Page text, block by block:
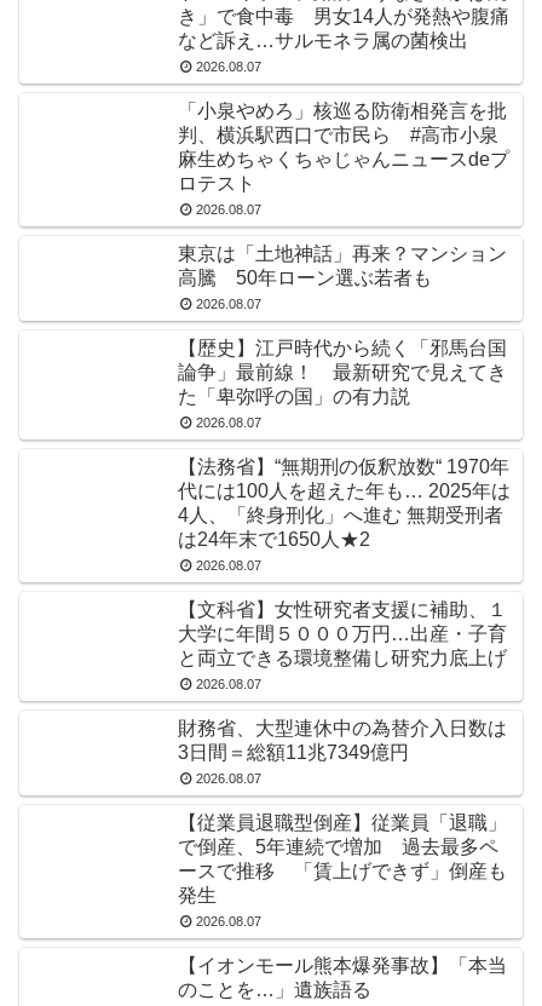
き」で食中毒 男女14人が発熱や腹痛
など訴え…サルモネラ属の菌検出
2026.08.07
「小泉やめろ」核巡る防衛相発言を批
判、横浜駅西口で市民ら #高市小泉
麻生めちゃくちゃじゃんニュースdeプ
ロテスト
2026.08.07
東京は「土地神話」再来？マンション
高騰 50年ローン選ぶ若者も
2026.08.07
【歴史】江戸時代から続く「邪馬台国
論争」最前線！ 最新研究で見えてき
た「卑弥呼の国」の有力説
2026.08.07
【法務省】“無期刑の仮釈放数“ 1970年
代には100人を超えた年も… 2025年は
4人、「終身刑化」へ進む 無期受刑者
は24年末で1650人★2
2026.08.07
【文科省】女性研究者支援に補助、１
大学に年間５０００万円…出産・子育
と両立できる環境整備し研究力底上げ
2026.08.07
財務省、大型連休中の為替介入日数は
3日間＝総額11兆7349億円
2026.08.07
【従業員退職型倒産】従業員「退職」
で倒産、5年連続で増加 過去最多ペ
ースで推移 「賃上げできず」倒産も
発生
2026.08.07
【イオンモール熊本爆発事故】「本当
のことを…」遺族語る